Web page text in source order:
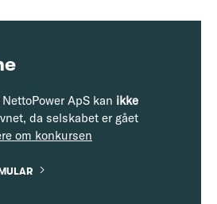
ApS kan ikke
da selskabet er gået
om konkursen